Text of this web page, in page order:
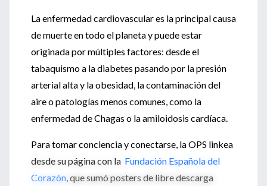
La enfermedad cardiovascular es la principal causa
de muerte en todo el planeta y puede estar
originada por múltiples factores: desde el
tabaquismo a la diabetes pasando por la presión
arterial alta y la obesidad, la contaminación del
aire o patologías menos comunes, como la
enfermedad de Chagas o la amiloidosis cardíaca.
Para tomar conciencia y conectarse, la OPS linkea
desde su página con la Fundación Española del
Corazón, que sumó posters de libre descarga